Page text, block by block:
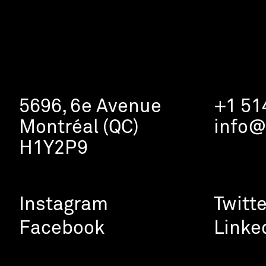
5696, 6e Avenue
Montréal (QC)
H1Y2P9
+1
Instagram
Facebook